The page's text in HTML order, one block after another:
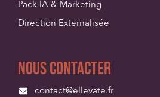
Pack IA & Marketing
Direction Externalisée
Nous contacter
contact@ellevate.fr